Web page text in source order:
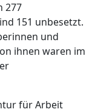
277
151 unbesetzt.
und
ihnen waren im
für Arbeit